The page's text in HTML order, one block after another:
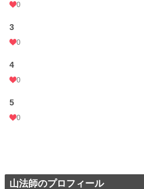
24h.ポイント
更新日時
初回公開日時
初回完結日時
年間ポイント 665 pt (95,287 位)
0
3
0
4
0
5
0
山法師のプロフィール